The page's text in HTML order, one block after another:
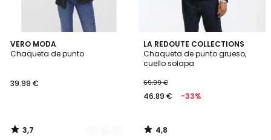
VERO MODA
Chaqueta de punto
39.99 €
3,7
/ 5
2
Colores
3,7
/
LA REDOUTE COLLECTIONS
Chaqueta de punto grueso,
cuello solapa
69.99 €
46.89 € -33%
4,8
/ 5
4,8
/